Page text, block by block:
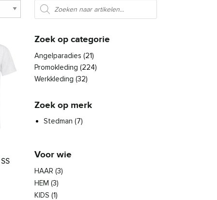
op de productpagina
optie kan gekozen worden op de productpagina
€ 3,76 tot € 6,32
heeft meerdere variaties. Deze optie kan gekozen worden
Producten zoeken
Zoek op categorie
Angelparadies (21)
Promokleding (224)
Werkkleding (32)
Zoek op merk
Stedman (7)
Voor wie
HAAR (3)
HEM (3)
KIDS (1)